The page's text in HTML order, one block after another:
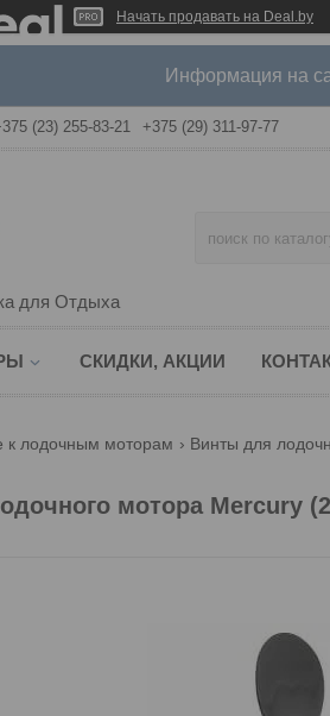
Начать продавать на Deal.by
Информация на
(23) 255-83-21 +375 (29) 311-97-77
для Отдыха
СКИДКИ, АКЦИИ
к лодочным моторам Винты для
мотора Mercury